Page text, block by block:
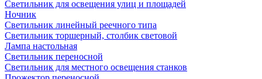
Светильник для освещения улиц и площадей
Ночник
Светильник линейный реечного типа
Светильник торшерный, столбик световой
Лампа настольная
Светильник переносной
Светильник для местного освещения станков